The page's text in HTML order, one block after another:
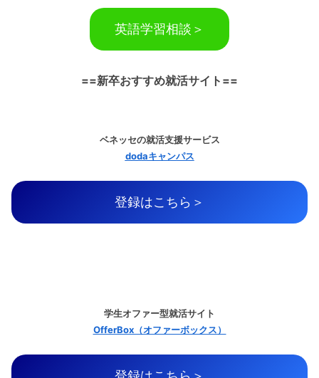
英語学習相談＞
==新卒おすすめ就活サイト==
ベネッセの就活支援サービス
dodaキャンパス
登録はこちら＞
学生オファー型就活サイト
OfferBox（オファーボックス）